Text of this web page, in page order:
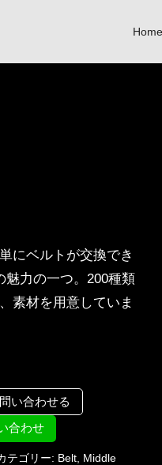
Home
にベルトが交換でき
魅力の一つ。200種類
素材を用意していま
い合わせる
合わせ
テゴリー: Belt Middle